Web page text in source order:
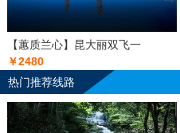
【蕙质兰心】昆大丽双飞一
￥2480
热门推荐线路